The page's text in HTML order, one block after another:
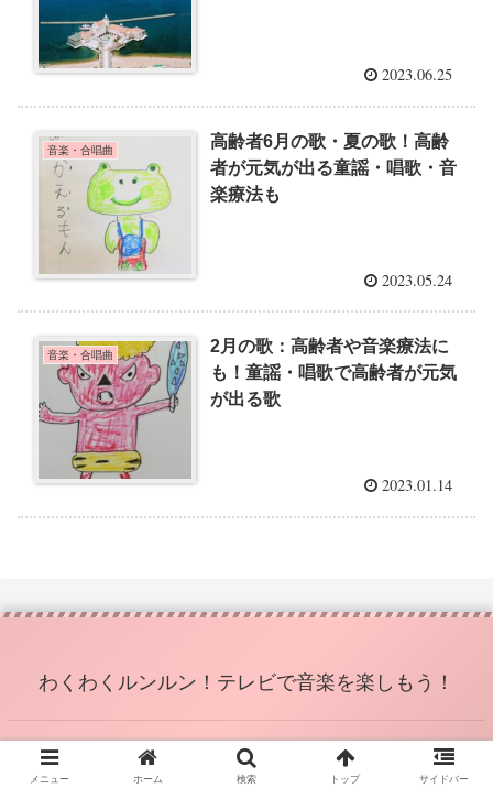
2023.06.25
音楽・合唱曲
高齢者6月の歌・夏の歌！高齢
者が元気が出る童謡・唱歌・音
楽療法も
2023.05.24
音楽・合唱曲
2月の歌：高齢者や音楽療法に
も！童謡・唱歌で高齢者が元気
が出る歌
2023.01.14
わくわくルンルン！テレビで音楽を楽しもう！
© 2022 わくわくルンルン！テレビで音楽を楽しもう！.
メニュー ホーム 検索 トップ サイドバー